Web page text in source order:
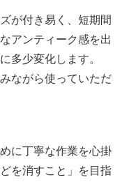
が付き易く、短期間
アンティーク感を出
多少変化します。
ながら使っていただ
に丁寧な作業を心掛
を消すこと」を目指